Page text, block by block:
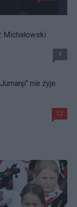
Michałowski
8
nie żyje.
12